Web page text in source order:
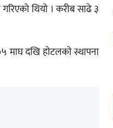
थियो । करीब साढे ३
माघ दखि हाेटलकाे स्थापना